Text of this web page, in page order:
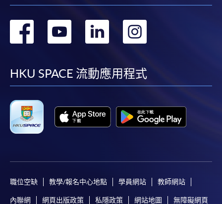
轉
facebook
轉
youtube
轉
linkedin
轉
HKU SPACE 流動應用程式
職位空缺 教學/報名中心地點 學員網站 教師網站
內聯網 網頁出版政策 私隱政策 網站地圖 無障礙網頁